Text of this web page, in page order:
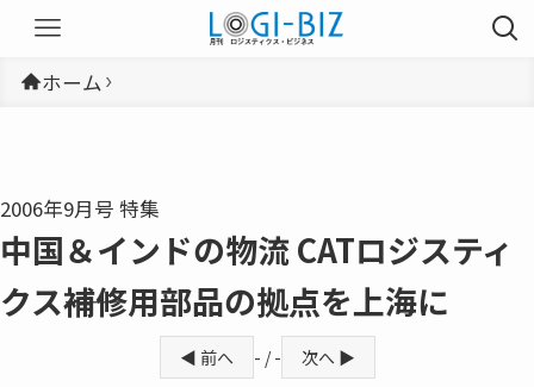
ホーム
2006年9月号 特集
中国＆インドの物流 CATロジスティ
クス――補修用部品の拠点を上海に
◀ 前へ - / - 次へ ▶